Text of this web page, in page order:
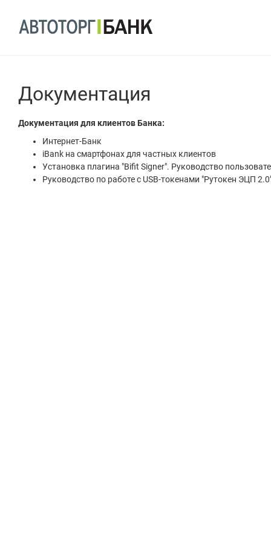
Документация
Документация для клиентов Банка:
Интернет-Банк
iBank на смартфонах для частных клиентов
Установка плагина "Bifit Signer". Руководство
Руководство по работе с USB-токенами "Рутокен ЭЦП